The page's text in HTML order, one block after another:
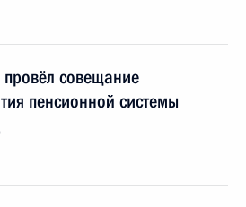
совещание
пенсионной системы